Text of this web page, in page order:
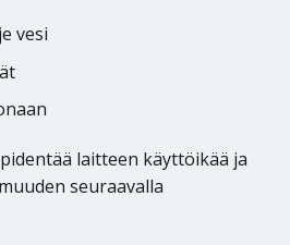
vesi
laitteen käyttöikää ja
seuraavalla